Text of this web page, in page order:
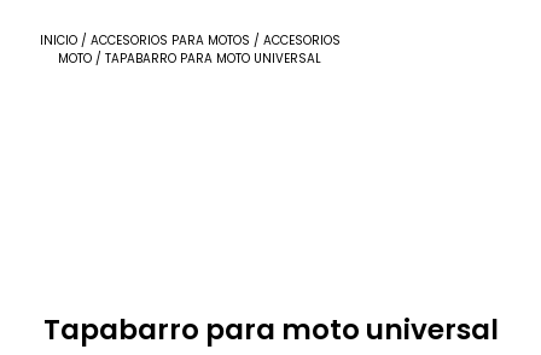
INICIO/ ACCESORIOS PARA MOTOS / ACCESORIOS
MOTO / TAPABARRO PARA MOTO UNIVERSAL
Tapabarro para moto universal
moto
universal